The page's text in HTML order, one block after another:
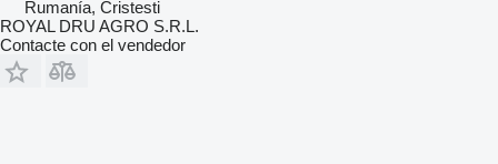
Rumanía, Cristesti
ROYAL DRU AGRO S.R.L.
Contacte con el vendedor